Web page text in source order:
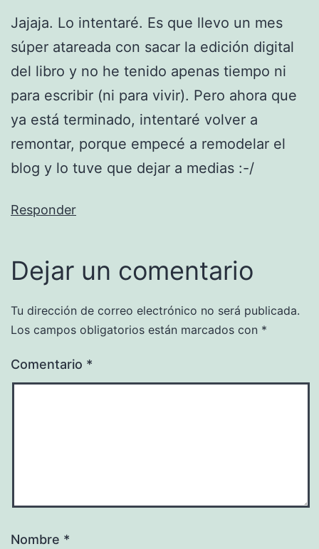
Jajaja. Lo intentaré. Es que llevo un mes
súper atareada con sacar la edición digital
del libro y no he tenido apenas tiempo ni
para escribir (ni para vivir). Pero ahora que
ya está terminado, intentaré volver a
remontar, porque empecé a remodelar el
blog y lo tuve que dejar a medias :-/
Responder
Dejar un comentario
Tu dirección de correo electrónico no será publicada.
Los campos obligatorios están marcados con *
Comentario *
Nombre *